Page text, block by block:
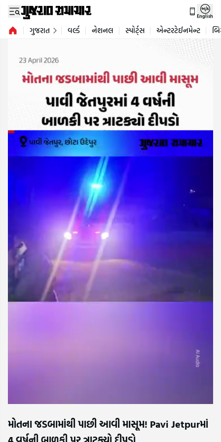
English
ગુજરાત વર્લ્ડ નેશનલ સ્પોર્ટ્સ એન્ટરટેઈનમેન્ટ
મોતના જડબામાંથી પાછી આવી માસૂમ! Pavi Jetpurમાં